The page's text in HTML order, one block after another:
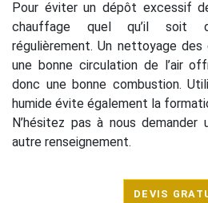
Pour éviter un dépôt excessif
chauffage quel qu’il soit
régulièrement. Un nettoyage
une bonne circulation de l’air
donc une bonne combustion.
humide évite également la
N’hésitez pas à nous
autre renseignement.
DEVIS